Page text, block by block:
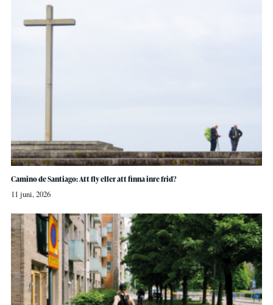
Camino de Santiago: Att fly eller att finna inre frid?
11 juni, 2026